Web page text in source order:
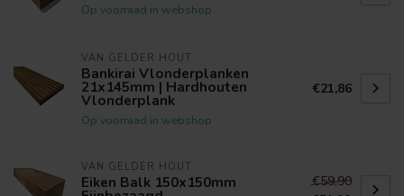
Op voorraad in webshop
VAN GELDER HOUT
Bankirai Vlonderplanken
21x145mm | Hardhouten
Vlonderplank
Op voorraad in webshop
€21,86
VAN GELDER HOUT
Eiken Balk 150x150mm
€59,90